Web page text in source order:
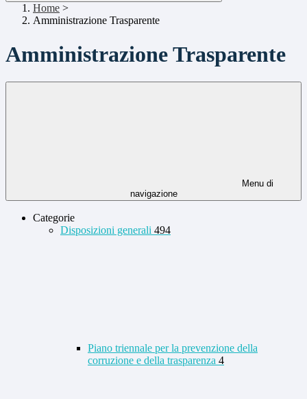
Home >
Amministrazione Trasparente
Amministrazione Trasparente
Menu di
navigazione
Categorie
Disposizioni generali 494
Piano triennale per la prevenzione della
corruzione e della trasparenza 4